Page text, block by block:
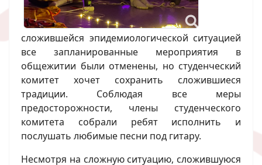
сложившейся эпидемиологической ситуацией
все запланированные мероприятия в
общежитии были отменены, но студенческий
комитет хочет сохранить сложившиеся
традиции. Соблюдая все меры
предосторожности, члены студенческого
комитета собрали ребят исполнить и
послушать любимые песни под гитару.
Несмотря на сложную ситуацию, сложившуюся